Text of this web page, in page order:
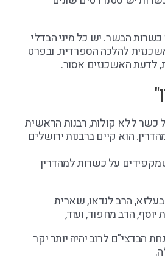
כשרות הבשר. יש כל מיני הבדלי
להלכה הספרדית. ובפרט
לדעת האשכנזים אסור.
כשר ללא קולות, רבנות הראשית
הוא קיים ברבנות ירושלים
על כשרות למהדרין
הרב לנדאו, שארית
יוסף, הרב מחפוד, ועוד,
הבדצי"ם לרוב יהיה יותר יקר